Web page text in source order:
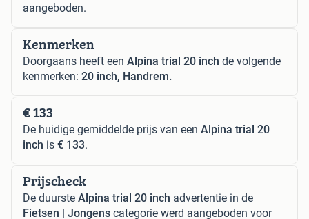
aangeboden.
Kenmerken
Doorgaans heeft een Alpina trial 20 inch de volgende
kenmerken: 20 inch, Handrem.
€ 133
De huidige gemiddelde prijs van een Alpina trial 20
inch is € 133.
Prijscheck
De duurste Alpina trial 20 inch advertentie in de
Fietsen | Jongens categorie werd aangeboden voor